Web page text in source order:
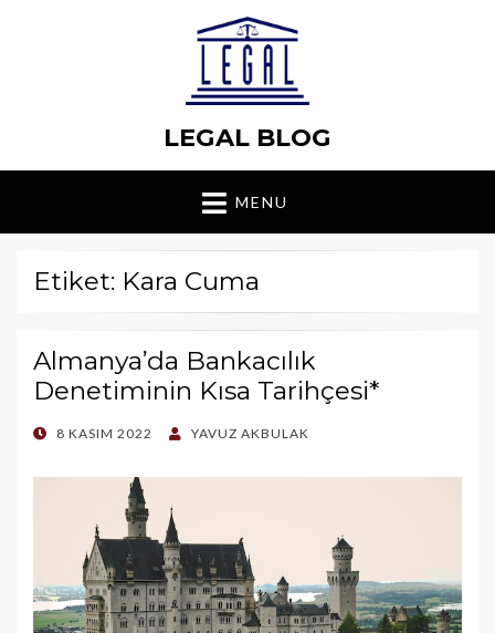
LEGAL BLOG
MENU
Etiket: Kara Cuma
Almanya’da Bankacılık
Denetiminin Kısa Tarihçesi*
POSTED
8 KASIM 2022 YAVUZ AKBULAK